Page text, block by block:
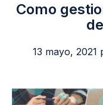
Como
13 mayo, 2021